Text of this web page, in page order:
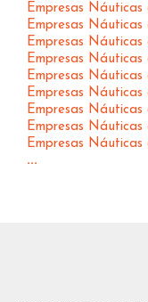
Empresas Náuticas
Empresas Náuticas
Empresas Náuticas
Empresas
Empresas Náuticas
Empresas Náuticas
Empresas Náuticas
Empresas Náuticas
Empresas Náuticas
...